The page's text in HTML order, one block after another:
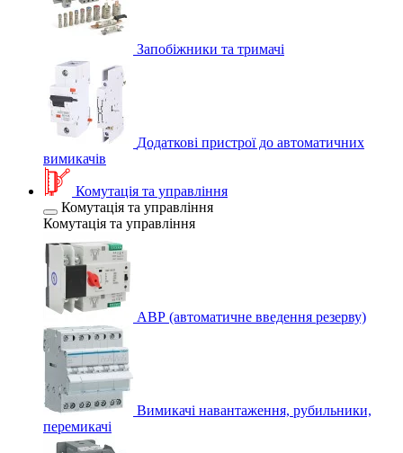
Запобіжники та тримачі
Додаткові пристрої до автоматичних
вимикачів
Комутація та управління
Комутація та управління
Комутація та управління
АВР (автоматичне введення резерву)
Вимикачі навантаження, рубильники,
перемикачі